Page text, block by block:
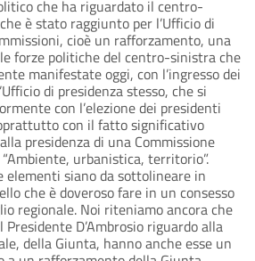
che ha riguardato il centro-
è stato raggiunto per l’Ufficio di
cioè un rafforzamento, una
forze politiche del centro-sinistra che
manifestate oggi, con l’ingresso dei
di presidenza stesso, che si
con l’elezione dei presidenti
con il fatto significativo
presidenza di una Commissione
urbanistica, territorio”.
elementi siano da sottolineare in
che è doveroso fare in un consesso
regionale. Noi riteniamo ancora che
D’Ambrosio riguardo alla
della Giunta, hanno anche esse un